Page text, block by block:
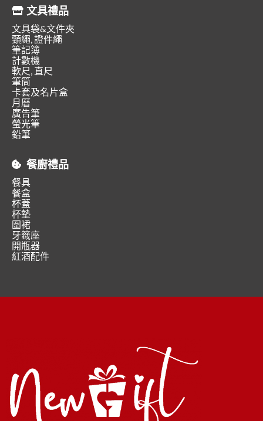
文具禮品
文具袋&文件夾
頸繩, 證件繩
筆記簿
計數機
軟尺, 直尺
筆筒
卡套及名片盒
月曆
廣告筆
螢光筆
鉛筆
餐廚禮品
餐具
餐盒
杯蓋
杯墊
圍裙
牙籤座
開瓶器
紅酒配件